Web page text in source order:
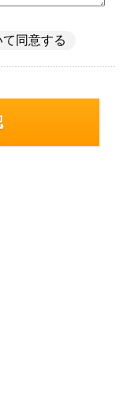
て同意する